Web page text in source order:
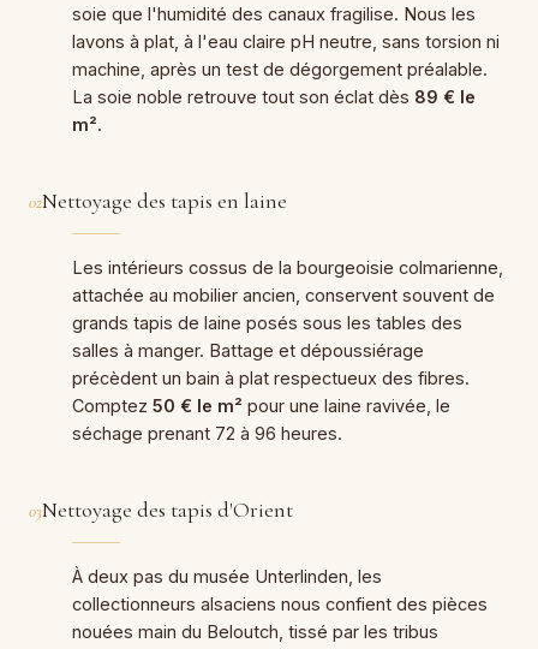
soie que l'humidité des canaux fragilise. Nous les
lavons à plat, à l'eau claire pH neutre, sans torsion ni
machine, après un test de dégorgement préalable.
La soie noble retrouve tout son éclat dès 89 € le
m².
02Nettoyage des tapis en laine
Les intérieurs cossus de la bourgeoisie colmarienne,
attachée au mobilier ancien, conservent souvent de
grands tapis de laine posés sous les tables des
salles à manger. Battage et dépoussiérage
précèdent un bain à plat respectueux des fibres.
Comptez 50 € le m² pour une laine ravivée, le
séchage prenant 72 à 96 heures.
03Nettoyage des tapis d'Orient
À deux pas du musée Unterlinden, les
collectionneurs alsaciens nous confient des pièces
nouées main du Beloutch, tissé par les tribus